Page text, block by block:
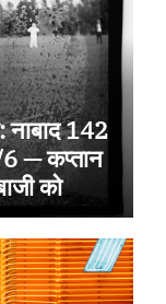
142
— कप्तान
को